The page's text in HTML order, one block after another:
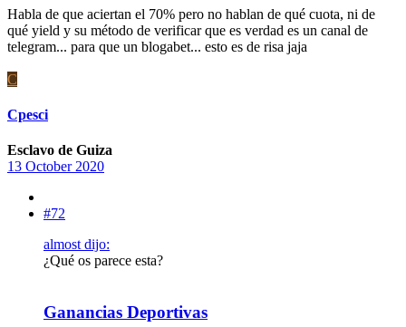
Habla de que aciertan el 70% pero no hablan de qué cuota, ni de
qué yield y su método de verificar que es verdad es un canal de
telegram... para que un blogabet... esto es de risa jaja
C
Cpesci
Esclavo de Guiza
13 October 2020
#72
almost dijo:
¿Qué os parece esta?
Ganancias Deportivas